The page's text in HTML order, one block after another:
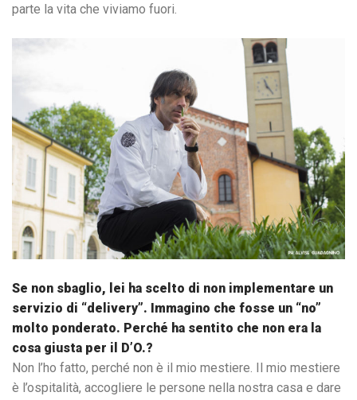
parte la vita che viviamo fuori.
Se non sbaglio, lei ha scelto di non implementare un
servizio di “delivery”. Immagino che fosse un “no”
molto ponderato. Perché ha sentito che non era la
cosa giusta per il D’O.?
Non l’ho fatto, perché non è il mio mestiere. Il mio mestiere
è l’ospitalità, accogliere le persone nella nostra casa e dare